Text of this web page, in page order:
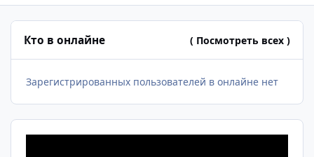
Кто в онлайне ( Посмотреть всех )
Зарегистрированных пользователей в онлайне нет